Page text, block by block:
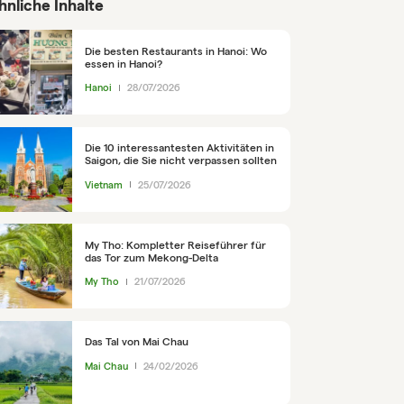
Inhalte
Die besten Restaurants in Hanoi: Wo
essen in Hanoi?
Hanoi 28/07/2026
Die 10 interessantesten Aktivitäten in
Saigon, die Sie nicht verpassen sollten
Vietnam 25/07/2026
My Tho: Kompletter Reiseführer für
das Tor zum Mekong-Delta
My Tho 21/07/2026
Das Tal von Mai Chau
Mai Chau 24/02/2026